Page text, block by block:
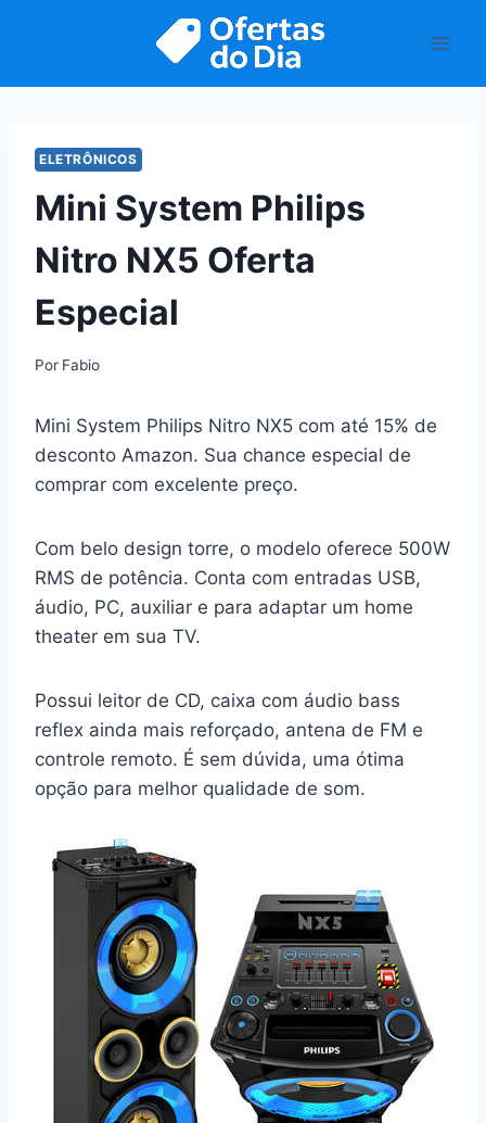
ELETRÔNICOS
Mini System Philips
Nitro NX5 Oferta
Especial
Por Fabio
Mini System Philips Nitro NX5 com até 15% de
desconto Amazon. Sua chance especial de
comprar com excelente preço.
Com belo design torre, o modelo oferece 500W
RMS de potência. Conta com entradas USB,
áudio, PC, auxiliar e para adaptar um home
theater em sua TV.
Possui leitor de CD, caixa com áudio bass
reflex ainda mais reforçado, antena de FM e
controle remoto. É sem dúvida, uma ótima
opção para melhor qualidade de som.